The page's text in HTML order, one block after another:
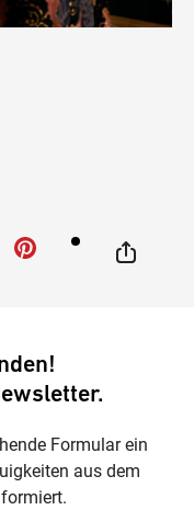
Formular ein
aus dem